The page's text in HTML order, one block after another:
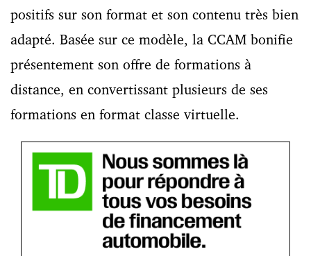
positifs sur son format et son contenu très bien
adapté. Basée sur ce modèle, la CCAM bonifie
présentement son offre de formations à
distance, en convertissant plusieurs de ses
formations en format classe virtuelle.